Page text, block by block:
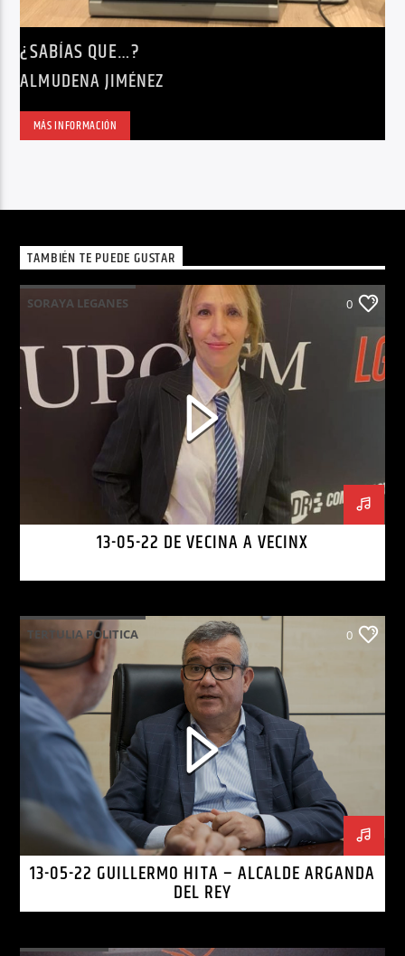
¿SABÍAS QUE…?
ALMUDENA JIMÉNEZ
MÁS INFORMACIÓN
TAMBIÉN TE PUEDE GUSTAR
SORAYA LEGANES 0
13-05-22 DE VECINA A VECINX
TERTULIA POLITICA 0
13-05-22 GUILLERMO HITA – ALCALDE ARGANDA
DEL REY